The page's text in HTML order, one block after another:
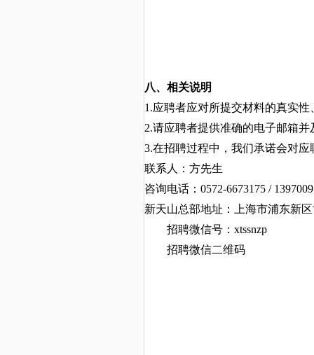
八、相关说明
1.应聘者应对所提交材料的真实
2.请应聘者提供准确的电子邮箱
3.在招聘过程中，我们承诺会对
联系人：方先生
咨询电话： 0572-6673175 /
新天山总部地址：上海市浦东新
招聘微信号： xtssnzp
招聘微信二维码